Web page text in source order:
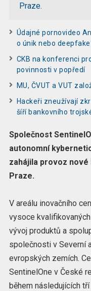
Praze.
Údajné pornovideo
o únik nebo
CKB na konferenci
povinnosti v popředí
MU, ČVUT a VUT
Hackeři zneužívají
šíří bankovního
Společnost
autonomní
zahájila provoz
Praze.
V areálu inovačního
vysoce
vývoj produktů a
společnosti v Severní
evropských zemích.
SentinelOne v České
během následujících tří